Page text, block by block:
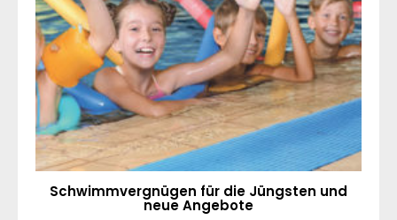
Schwimmvergnügen für die Jüngsten und
neue Angebote